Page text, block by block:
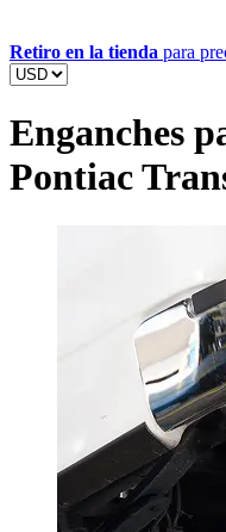
Retiro en la tienda para
Enganches
Pontiac